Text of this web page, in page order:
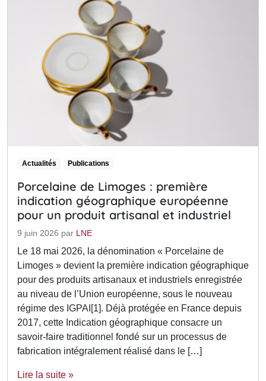
Actualités Publications
Porcelaine de Limoges : première
indication géographique européenne
pour un produit artisanal et industriel
9 juin 2026 par LNE
Le 18 mai 2026, la dénomination « Porcelaine de
Limoges » devient la première indication géographique
pour des produits artisanaux et industriels enregistrée
au niveau de l’Union européenne, sous le nouveau
régime des IGPAI[1]. Déjà protégée en France depuis
2017, cette Indication géographique consacre un
savoir‑faire traditionnel fondé sur un processus de
fabrication intégralement réalisé dans le […]
Lire la suite »